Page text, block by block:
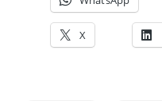
X